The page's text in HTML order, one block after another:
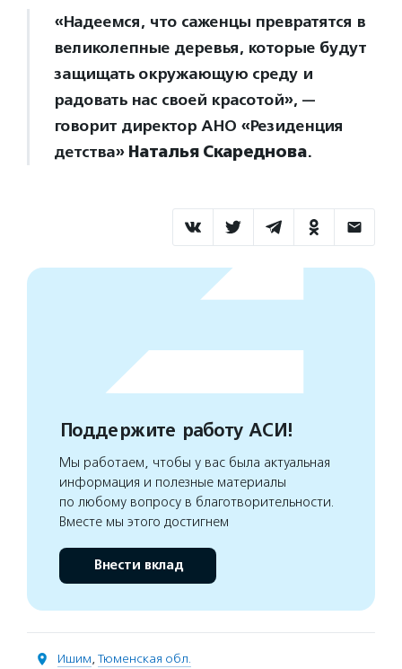
«Надеемся, что саженцы превратятся в
великолепные деревья, которые будут
защищать окружающую среду и
радовать нас своей красотой», —
говорит директор АНО «Резиденция
детства» Наталья Скареднова.
Поддержите работу АСИ!
Мы работаем, чтобы у вас была актуальная
информация и полезные материалы
по любому вопросу в благотворительности.
Вместе мы этого достигнем
Внести вклад
Ишим, Тюменская обл.